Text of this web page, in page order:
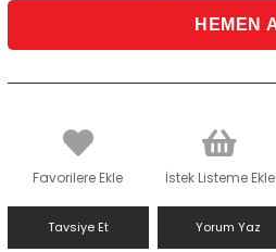
Favorilere Ekle İstek Listeme Ekle
Tavsiye Et Yorum Yaz